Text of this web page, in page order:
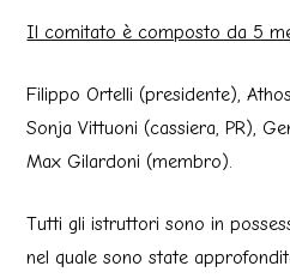
Il comitato è composto da 5
Filippo Ortelli (presidente),
Sonja Vittuoni (cassiera, PR),
Max Gilardoni (membro).
Tutti gli istruttori sono in
nel quale sono state